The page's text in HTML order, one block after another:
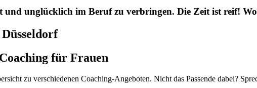
und unglücklich im Beruf zu verbringen. Die Zeit ist reif!
für Frauen
zu verschiedenen Coaching-Angeboten. Nicht das Passende dabei?